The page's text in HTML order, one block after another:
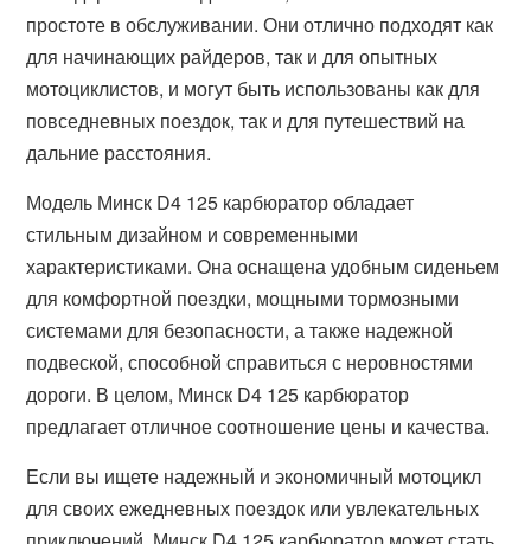
простоте в обслуживании. Они отлично подходят как
для начинающих райдеров, так и для опытных
мотоциклистов, и могут быть использованы как для
повседневных поездок, так и для путешествий на
дальние расстояния.
Модель Минск D4 125 карбюратор обладает
стильным дизайном и современными
характеристиками. Она оснащена удобным сиденьем
для комфортной поездки, мощными тормозными
системами для безопасности, а также надежной
подвеской, способной справиться с неровностями
дороги. В целом, Минск D4 125 карбюратор
предлагает отличное соотношение цены и качества.
Если вы ищете надежный и экономичный мотоцикл
для своих ежедневных поездок или увлекательных